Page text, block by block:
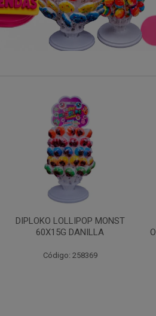
DIPLOKO LOLLIPOP
OCEANO 60X15G DANILLA
Código: 258620